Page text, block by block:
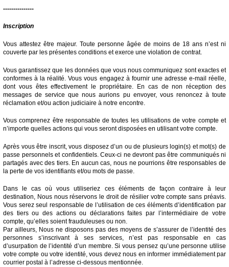
---------------
Inscription
Vous attestez être majeur. Toute personne âgée de moins de 18 ans n’est ni
couverte par les présentes conditions et exerce une violation de contrat.
Vous garantissez que les données que vous nous communiquez sont exactes et
conformes à la réalité. Vous vous engagez à fournir une adresse e-mail réelle,
dont vous êtes effectivement le propriétaire. En cas de non réception des
messages de service que nous aurions pu envoyer, vous renoncez à toute
réclamation et/ou action judiciaire à notre encontre.
Vous comprenez être responsable de toutes les utilisations de votre compte et
n’importe quelles actions qui vous seront disposées en utilisant votre compte.
Après vous être inscrit, vous disposez d’un ou de plusieurs login(s) et mot(s) de
passe personnels et confidentiels. Ceux-ci ne devront pas être communiqués ni
partagés avec des tiers. En aucun cas, nous ne pourrions être responsables de
la perte de vos identifiants et/ou mots de passe.
Dans le cas où vous utiliseriez ces éléments de façon contraire à leur
destination, Nous nous réservons le droit de résilier votre compte sans préavis.
Vous serez seul responsable de l’utilisation de ces éléments d’identification par
des tiers ou des actions ou déclarations faites par l’intermédiaire de votre
compte, qu’elles soient frauduleuses ou non.
Par ailleurs, Nous ne disposons pas des moyens de s’assurer de l’identité des
personnes s’inscrivant à ses services, n’est pas responsable en cas
d’usurpation de l’identité d’un membre. Si vous pensez qu’une personne utilise
votre compte ou votre identité, vous devez nous en informer immédiatement par
courrier postal à l’adresse ci-dessous mentionnée.